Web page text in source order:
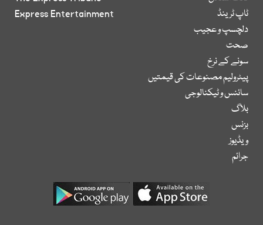
ٹاپ ٹرینڈ
دلچسپ و عجیب
صحت
سونے کے نرخ
پیٹرولیم مصنوعات کی قیمتیں
سائنس و ٹیکنالوجی
بلاگ
بزنس
ویڈیوز
جرائم
Express Entertainment